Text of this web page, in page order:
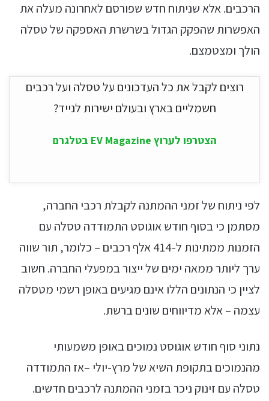
הרכבים. אלא שניתוח חדש שפורסם לאחרונה מעלה את
האפשרות שהפקק הגדול בשרשרת האספקה של טסלה
הולך ומצטמצם.
רוצים לקבל את כל העדכונים על טסלה ועל רכבים
חשמליים בארץ ובעולם ישירות לנייד?
הצטרפו לערוץ EV Magazine בטלגרם
לפי ניתוח של זמני ההמתנה לקבלת רכבי החברה,
מסתמן כי בסוף חודש אוגוסט התמודדה טסלה עם
הזמנות ממתינות ל-414 אלף רכבים – כלומר, תור שווה
ערך ליותר ממאה ימים של ייצור במפעלי החברה. חשוב
לציין כי הנתונים הללו אינם מגיעים באופן רשמי מטסלה
עצמה – אלא מדיווחים שונים ברשת.
נתוני סוף חודש אוגוסט נמוכים באופן משמעותי
מהנמוכים בתקופת השיא של מרץ-יולי –אז התמודדה
טסלה עם זינוק ניכר בזמני ההמתנה לרכבים חדשים.